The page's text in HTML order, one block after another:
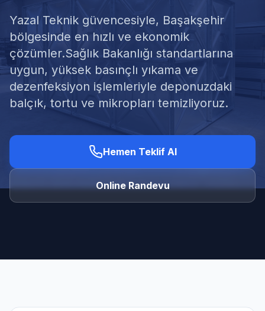
Ücretsiz Keşif Al
Yazal Teknik güvencesiyle, Başakşehir
bölgesinde en hızlı ve ekonomik
çözümler.Sağlık Bakanlığı standartlarına
uygun, yüksek basınçlı yıkama ve
dezenfeksiyon işlemleriyle deponuzdaki
balçık, tortu ve mikropları temizliyoruz.
Hemen Teklif Al
Online Randevu